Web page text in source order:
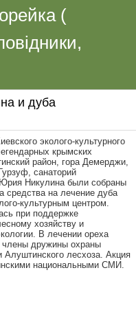
(
и дуба
эколого-культурного
крымских
район, гора Демерджи,
санаторий
Никулина были собраны
средства на лечение дуба
культурным центром.
при поддержке
хозяйству и
В лечении ореха
члены дружины охраны
Алуштинского лесхоза. Акция
национальными СМИ.